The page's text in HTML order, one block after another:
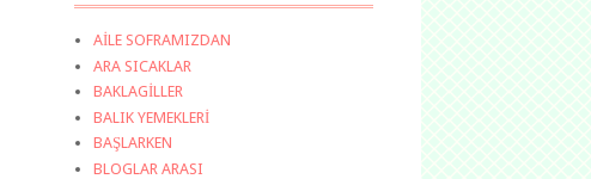
AİLE SOFRAMIZDAN
ARA SICAKLAR
BAKLAGİLLER
BALIK YEMEKLERİ
BAŞLARKEN
BLOGLAR ARASI